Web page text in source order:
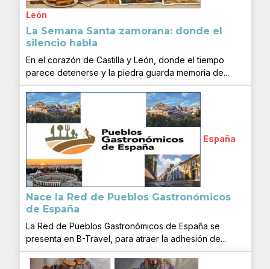
León
La Semana Santa zamorana: donde el
silencio habla
En el corazón de Castilla y León, donde el tiempo
parece detenerse y la piedra guarda memoria de...
España
Nace la Red de Pueblos Gastronómicos
de España
La Red de Pueblos Gastronómicos de España se
presenta en B-Travel, para atraer la adhesión de...